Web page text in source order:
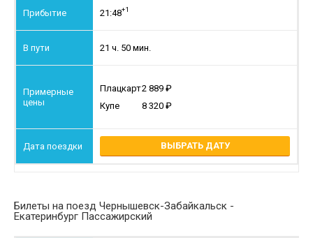
21:48+1
21 ч. 50 мин.
Плацкарт2 889
Купе
8 320
ВЫБРАТЬ ДАТУ
Билеты на поезд Чернышевск-Забайкальск -
Екатеринбург Пассажирский